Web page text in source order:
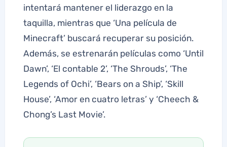
intentará mantener el liderazgo en la
taquilla, mientras que ‘Una película de
Minecraft’ buscará recuperar su posición.
Además, se estrenarán películas como ‘Until
Dawn’, ‘El contable 2’, ‘The Shrouds’, ‘The
Legends of Ochi’, ‘Bears on a Ship’, ‘Skill
House’, ‘Amor en cuatro letras’ y ‘Cheech &
Chong’s Last Movie’.